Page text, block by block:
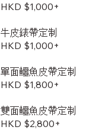
HKD $1,000+
牛皮錶帶定制
HKD $1,000+
單面鱷魚皮帶定制
HKD $1,800+
雙面鱷魚皮帶定制
​HKD $2,800+